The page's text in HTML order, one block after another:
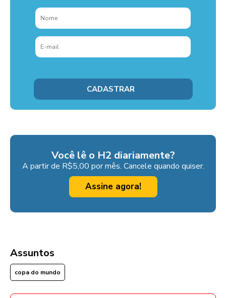
Você lê o H2 diariamente?
A partir de R$5,00 por mês. Cancele quando quiser.
Assine agora!
Assuntos
copa do mundo